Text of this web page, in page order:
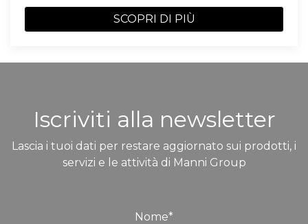
SCOPRI DI PIÙ
Iscriviti alla newsletter
Lascia i tuoi dati per restare aggiornato sui prodotti, i
servizi e le attività di Manni Group
Nome*